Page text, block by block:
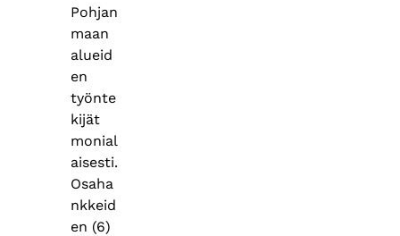
Pohjan
maan
alueid
en
työnte
kijät
monial
aisesti.
Osaha
nkkeid
en (6)